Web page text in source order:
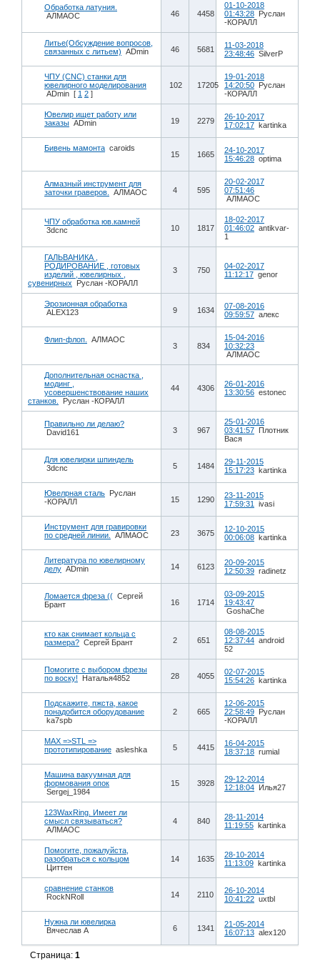
Обработка латуния.
АЛМАОС
46 4458
01-10-2018
01:43:28 Руслан
-КОРАЛЛ
Литье(Обсуждение вопросов,
связанных с литьем) ADmin 46 5681
11-03-2018
23:48:46 SilverP
ЧПУ (CNC) станки для
ювелирного моделирования
ADmin [ 1 2 ]
102 17205
19-01-2018
14:20:50 Руслан
-КОРАЛЛ
Ювелир ищет работу или
заказы ADmin 19 2279
26-10-2017
17:02:17 kartinka
Бивень мамонта caroids
15 1665
24-10-2017
15:46:28 optima
Алмазный инструмент для
заточки граверов.
АЛМАОС 4 595
20-02-2017
07:51:46
АЛМАОС
ЧПУ обработка юв.камней
3dcnc
10 1817
18-02-2017
01:46:02 antikvar-
1
ГАЛЬВАНИКА ,
РОДИРОВАНИЕ , готовых
изделий , ювелирных ,
сувенирных
Руслан -КОРАЛЛ
3 750
04-02-2017
11:12:17 genor
Эрозионная обработка
ALEX123
9 1634
07-08-2016
09:59:57 алекс
Флип-флоп. АЛМАОС
3 834
15-04-2016
10:32:23
АЛМАОС
Дополнительная оснастка ,
модинг ,
усовершенствование наших
станков.
Руслан -КОРАЛЛ
44 4306
26-01-2016
13:30:56 estonec
Правильно ли делаю?
David161
3 967
25-01-2016
03:41:57 Плотник
Вася
Для ювелирки шпиндель
3dcnc
5 1484
29-11-2015
15:17:23 kartinka
Ювелрная сталь Руслан
-КОРАЛЛ
15 1290
23-11-2015
17:59:31
ivasi
Инструмент для гравировки
по средней линии.
АЛМАОС 23 3675
12-10-2015
00:06:08 kartinka
Литература по ювелирному
делу ADmin 14 6123
20-09-2015
12:50:39 radinetz
Ломается фреза (( Сергей
Брант
16 1714
03-09-2015
19:43:47
GoshaChe
кто как снимает кольца с
размера? Сергей Брант 2 651
08-08-2015
12:37:44 android
52
Помогите с выбором фрезы
по воску!
Наталья4852 28 4055
02-07-2015
15:54:26 kartinka
Подскажите, пжста, какое
понадобится оборудование
ka7spb
2 665
12-06-2015
22:58:49 Руслан
-КОРАЛЛ
MAX =>STL =>
прототипирование asleshka 5 4415
16-04-2015
18:37:18 rumial
Машина вакуумная для
формования опок
Sergej_1984
15 3928
29-12-2014
12:18:04 Илья27
123WaxRing. Имеет ли
смысл связываться?
АЛМАОС
4 840
28-11-2014
11:19:55 kartinka
Помогите, пожалуйста,
разобраться с кольцом
Циттен
14 1635
28-10-2014
11:13:09 kartinka
сравнение станков
RockNRoll
14 2110
26-10-2014
10:41:22 uxtbl
Нужна ли ювелирка
Вячеслав А
6 1341
21-05-2014
16:07:13 alex120
Страница:1